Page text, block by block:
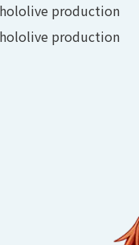
hololive production
hololive production